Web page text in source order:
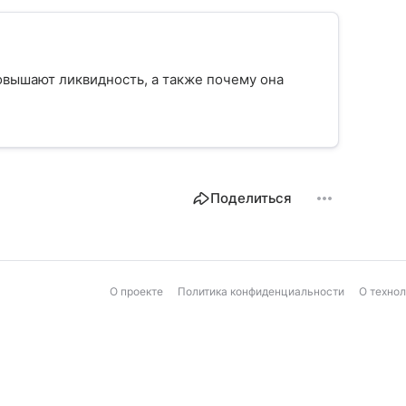
ликвидность, а также почему она
Поделиться
О проекте Политика конфиденциальности О